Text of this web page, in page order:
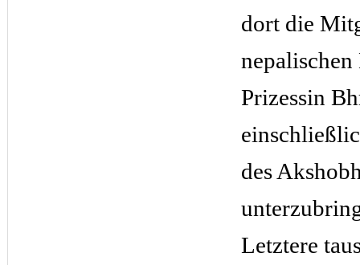
dort die
nepalischen
Prizessin
des
Letztere